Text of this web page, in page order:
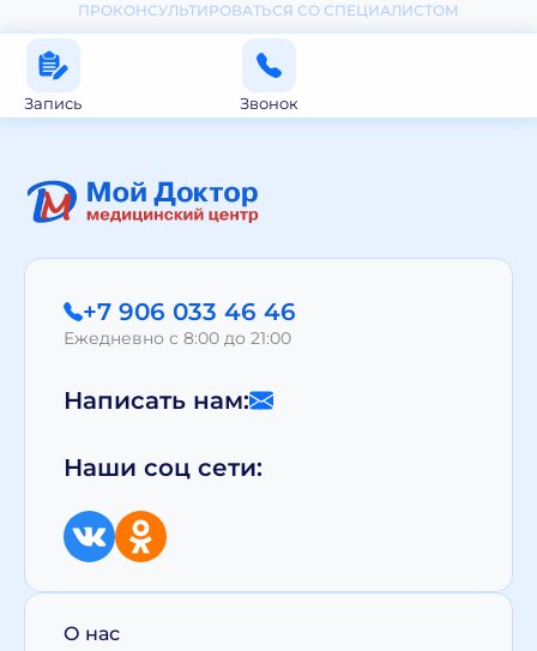
ПРОКОНСУЛЬТИРОВАТЬСЯ СО СПЕЦИАЛИСТОМ
Запись Звонок
+7 906 033 46 46
Ежедневно с 8:00 до 21:00
Написать нам:
Наши соц сети:
О нас